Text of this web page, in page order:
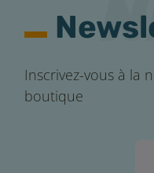
Inscrivez-vous à la
boutique